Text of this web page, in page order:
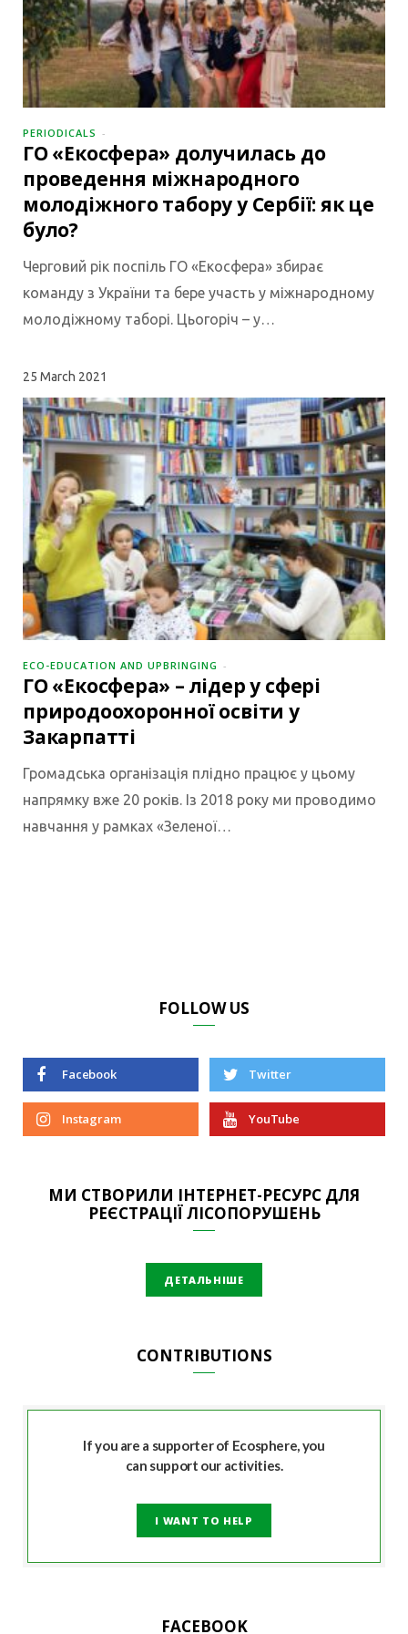
PERIODICALS
ГО «Екосфера» долучилась до
проведення міжнародного
молодіжного табору у Сербії: як це
було?
Черговий рік поспіль ГО «Екосфера» збирає
команду з України та бере участь у міжнародному
молодіжному таборі. Цьогоріч – у…
25 March 2021
ECO-EDUCATION AND UPBRINGING
ГО «Екосфера» – лідер у сфері
природоохоронної освіти у
Закарпатті
Громадська організація плідно працює у цьому
напрямку вже 20 років. Із 2018 року ми проводимо
навчання у рамках «Зеленої…
FOLLOW US
Facebook Twitter
Instagram YouTube
МИ СТВОРИЛИ ІНТЕРНЕТ-РЕСУРС ДЛЯ
РЕЄСТРАЦІЇ ЛІСОПОРУШЕНЬ
ДЕТАЛЬНІШЕ
CONTRIBUTIONS
If you are a supporter of Ecosphere, you
can support our activities.
I WANT TO HELP
FACEBOOK